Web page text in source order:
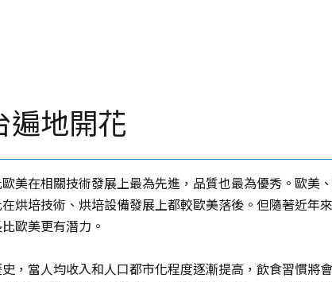
遍地開花
美在相關技術發展上最為先進，品質也最為優秀。歐
烘培技術、烘培設備發展上都較歐美落後。但隨著近
歐美更有潛力。
當人均收入和人口都市化程度逐漸提高，飲食習慣將